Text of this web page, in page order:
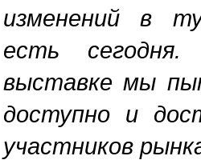
изменений в
есть
выставке мы
доступно и
участников